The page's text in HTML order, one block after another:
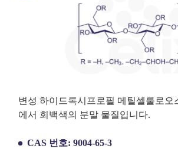
변성 하이드록시프로필 메틸셀룰로오
에서 회백색의 분말 물질입니다.
CAS 번호: 9004-65-3